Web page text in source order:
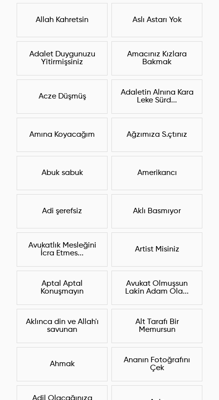
Allah Kahretsin Aslı Astarı Yok
Adalet Duygunuzu
Yitirmişsiniz
Amacınız Kızlara
Bakmak
Acze Düşmüş
Adaletin Alnına Kara
Leke Sürd...
Amına Koyacağım Ağzımıza S.çtınız
Abuk sabuk Amerikancı
Adi şerefsiz Aklı Basmıyor
Avukatlık Mesleğini
İcra Etmes...
Artist Misiniz
Aptal Aptal
Konuşmayın
Avukat Olmuşsun
Lakin Adam Ola...
Aklınca din ve Allah'ı
savunan
Alt Tarafı Bir
Memursun
Ahmak
Ananın Fotoğrafını
Çek